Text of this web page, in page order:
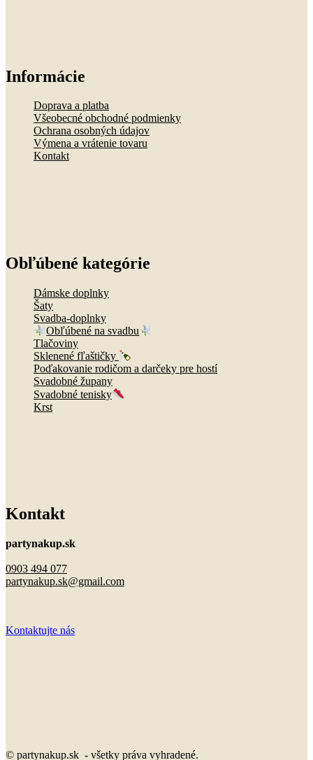
Informácie
Doprava a platba
Všeobecné obchodné podmienky
Ochrana osobných údajov
Výmena a vrátenie tovaru
Kontakt
Obľúbené kategórie
Dámske doplnky
Šaty
Svadba-doplnky
Obľúbené na svadbu
Tlačoviny
Sklenené fľaštičky
Poďakovanie rodičom a darčeky pre hostí
Svadobné župany
Svadobné tenisky
Krst
Kontakt
partynakup.sk
0903 494 077
partynakup.sk@gmail.com
Kontaktujte nás
© partynakup.sk - všetky práva vyhradené.